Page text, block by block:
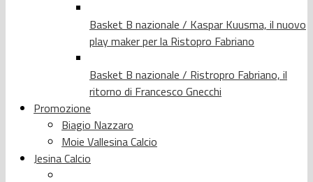
Basket B nazionale / Kaspar Kuusma, il nuovo
play maker per la Ristopro Fabriano
Basket B nazionale / Ristropro Fabriano, il
ritorno di Francesco Gnecchi
Promozione
Biagio Nazzaro
Moie Vallesina Calcio
Jesina Calcio